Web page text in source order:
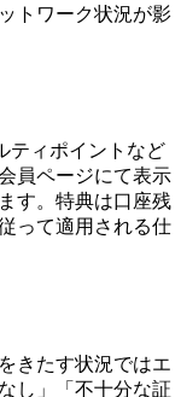
トワーク状況が影
ティポイントなど
員ページにて表示
す。特典は口座残
って適用される仕
きたす状況ではエ
し」「不十分な証